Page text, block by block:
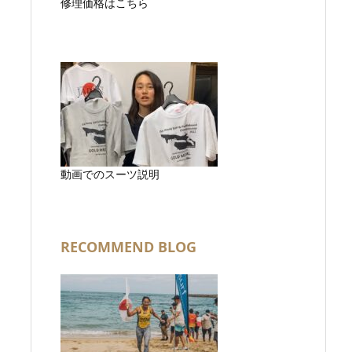
動画でのスーツ説明
RECOMMEND BLOG